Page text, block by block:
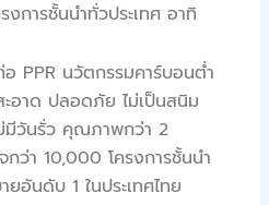
งการชั้นนำทั่วประเทศ อาทิ
PPR นวัตกรรมคาร์บอนต่ำ
อาด ปลอดภัย ไม่เป็นสนิม
มีวันรั่ว คุณภาพกว่า 2
กว่า 10,000 โครงการชั้นนำ
อันดับ 1 ในประเทศไทย